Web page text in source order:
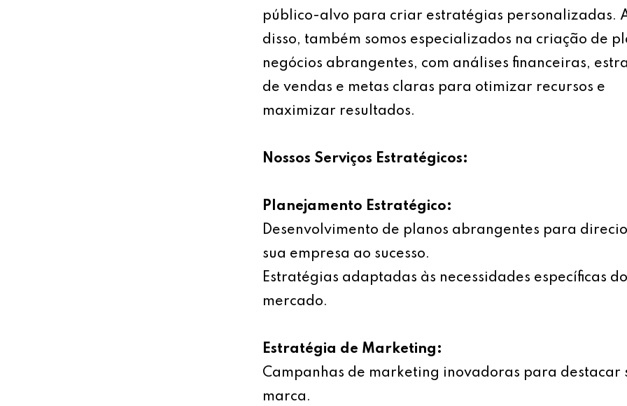
público-alvo para criar estratégias personalizadas.
disso, também somos especializados na criação de
negócios abrangentes, com análises financeiras,
de vendas e metas claras para otimizar recursos e
maximizar resultados.
Nossos Serviços Estratégicos:
Planejamento Estratégico:
Desenvolvimento de planos abrangentes para
sua empresa ao sucesso.
Estratégias adaptadas às necessidades específicas do
mercado.
Estratégia de Marketing:
Campanhas de marketing inovadoras para destacar
marca.